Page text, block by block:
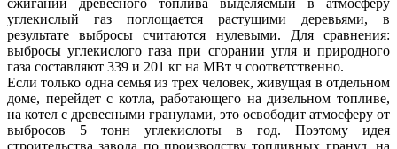
углекислый газ поглощается растущими деревьями, в
результате выбросы считаются нулевыми. Для сравнения:
выбросы углекислого газа при сгорании угля и природного
газа составляют 339 и 201 кг на МВт ч соответственно.
Если только одна семья из трех человек, живущая в отдельном
доме, перейдет с котла, работающего на дизельном топливе,
на котел с древесными гранулами, это освободит атмосферу от
выбросов 5 тонн углекислоты в год. Поэтому идея
строительства завода по производству топливных гранул, на